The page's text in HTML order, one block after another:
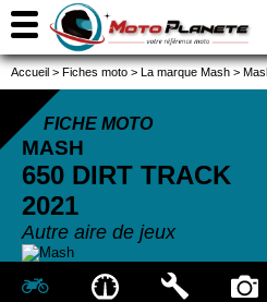
Accueil > Fiches moto > La marque Mash >
FICHE MOTO
MASH
650 DIRT TRACK
2021
Autre aire de jeux